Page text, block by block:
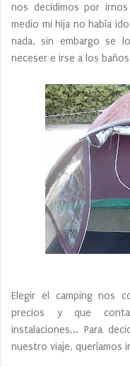
nos decidimos por
medio mi hija no había
nada, sin embargo se
neceser e irse a los
Elegir el camping nos
precios y que
instalaciones... Para
nuestro viaje, queríamos